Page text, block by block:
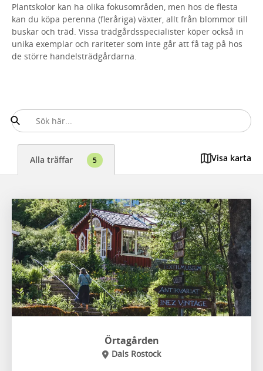
Plantskolor kan ha olika fokusområden, men hos de flesta
kan du köpa perenna (fleråriga) växter, allt från blommor till
buskar och träd. Vissa trädgårdsspecialister köper också in
unika exemplar och rariteter som inte går att få tag på hos
de större handelsträdgårdarna.
Alla träffar 5 Visa karta
Örtagården
Dals Rostock